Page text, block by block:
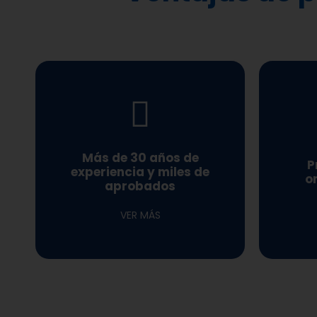
Más de 30 años de
experiencia y miles de
aprobados
VER MÁS
Nuestros opositores no sólo aprueban
con éxito sus exámenes, sino que
¡sobresalen!, ocupando
en cada oposición
mejor